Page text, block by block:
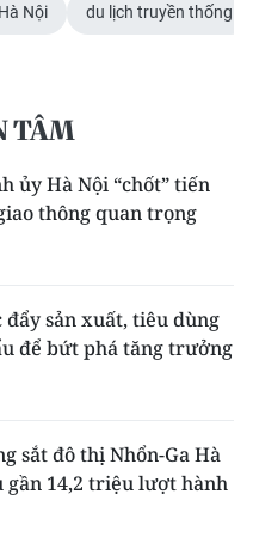
Nội du lịch truyền thống
TÂM
ủy Hà Nội “chốt” tiến
thông quan trọng
đẩy sản xuất, tiêu dùng
để bứt phá tăng trưởng
sắt đô thị Nhổn-Ga Hà
gần 14,2 triệu lượt hành